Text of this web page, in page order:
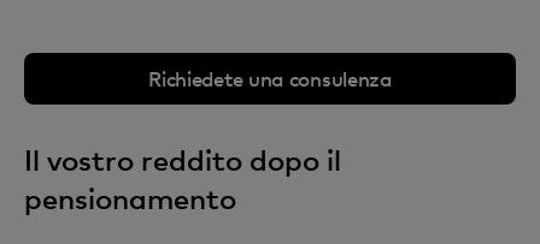
Richiedete una consulenza
Il vostro reddito dopo il
pensionamento